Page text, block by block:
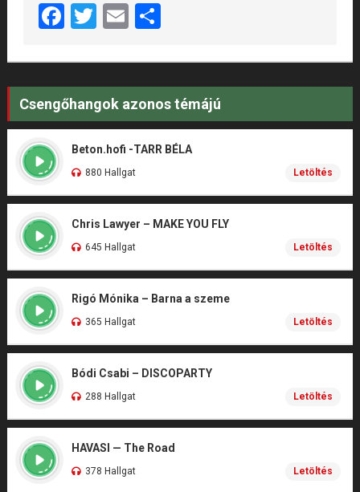
Facebook
Twitter
EmailShare
Csengőhangok azonos témájú
Beton.hofi -TARR BÉLA
880 Hallgat Letöltés
Chris Lawyer – MAKE YOU FLY
645 Hallgat Letöltés
Rigó Mónika – Barna a szeme
365 Hallgat Letöltés
Bódi Csabi – DISCOPARTY
288 Hallgat Letöltés
HAVASI — The Road
378 Hallgat Letöltés